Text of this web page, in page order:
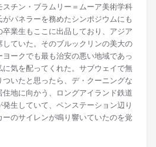
チン・ブラムリー＝ムーア美術学科
パネラーを務めたシンポジウムにも
業生もここに出品しており、アジア
ていた。そのブルックリンの美大の
ークでも最も治安の悪い地域であっ
気を配ってくれた。サブウェイで無
いたと思ったら、デ・クーニングな
地に向かう、ロングアイランド鉄道
生していて、ペンステーション辺り
のサイレンが鳴り響いていたのを覚